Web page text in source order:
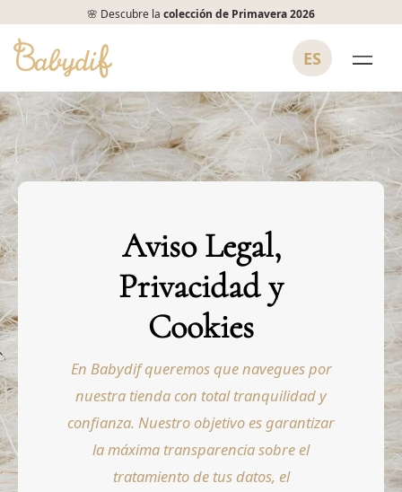
🌸 Descubre la colección de Primavera 2026
ES
Aviso Legal,
Privacidad y
Cookies
En Babydif queremos que navegues por
nuestra tienda con total tranquilidad y
confianza. Nuestro objetivo es garantizar
la máxima transparencia sobre el
tratamiento de tus datos, el